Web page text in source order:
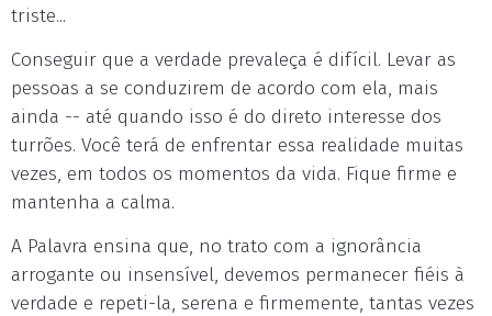
triste...
Conseguir que a verdade prevaleça é difícil. Levar as
pessoas a se conduzirem de acordo com ela, mais
ainda -- até quando isso é do direto interesse dos
turrões. Você terá de enfrentar essa realidade muitas
vezes, em todos os momentos da vida. Fique firme e
mantenha a calma.
A Palavra ensina que, no trato com a ignorância
arrogante ou insensível, devemos permanecer fiéis à
verdade e repeti-la, serena e firmemente, tantas vezes